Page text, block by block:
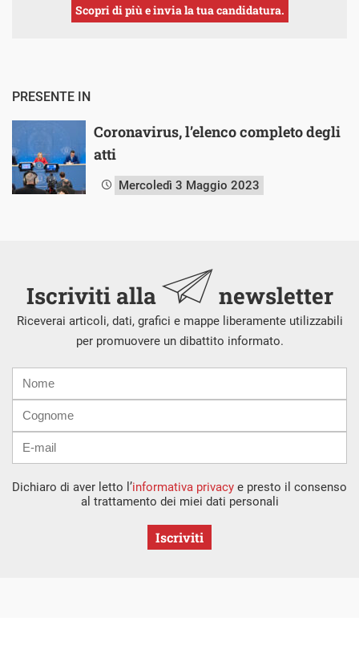
Scopri di più e invia la tua candidatura.
PRESENTE IN
Coronavirus, l’elenco completo degli
atti
Mercoledì 3 Maggio 2023
Iscriviti alla newsletter
Riceverai articoli, dati, grafici e mappe liberamente utilizzabili
per promuovere un dibattito informato.
mail
Dichiaro di aver letto l’informativa privacy e presto il consenso
al trattamento dei miei dati personali
Iscriviti